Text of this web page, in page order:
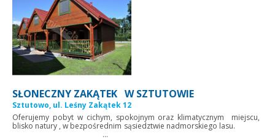
SŁONECZNY ZAKĄTEK W SZTUTOWIE
Sztutowo, ul. Leśny Zakątek 12
Oferujemy pobyt w cichym, spokojnym oraz klimatycznym miejscu,
blisko natury , w bezpośrednim sąsiedztwie nadmorskiego lasu.
...